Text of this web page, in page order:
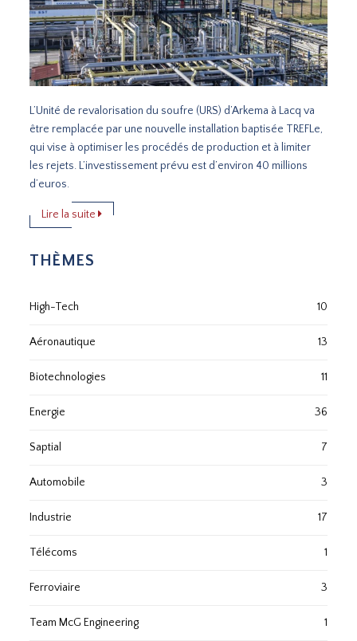
L’Unité de revalorisation du soufre (URS) d’Arkema à Lacq va
être remplacée par une nouvelle installation baptisée TREFLe,
qui vise à optimiser les procédés de production et à limiter
les rejets. L’investissement prévu est d’environ 40 millions
d’euros.
Lire la suite
THÈMES
High-Tech 10
Aéronautique 13
Biotechnologies 11
Energie 36
Saptial 7
Automobile 3
Industrie 17
Télécoms 1
Ferroviaire 3
Team McG Engineering 1